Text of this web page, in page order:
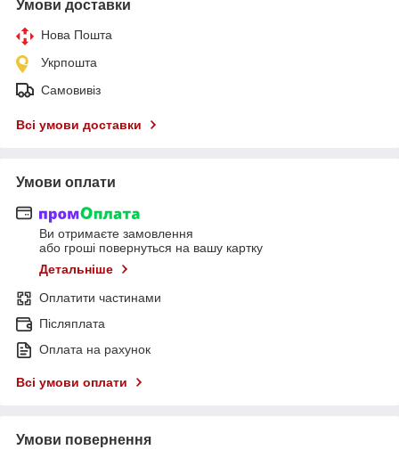
Умови доставки
Нова Пошта
Укрпошта
Самовивіз
Всі умови доставки
Умови оплати
Ви отримаєте замовлення
або гроші повернуться на вашу картку
Детальніше
Оплатити частинами
Післяплата
Оплата на рахунок
Всі умови оплати
Умови повернення